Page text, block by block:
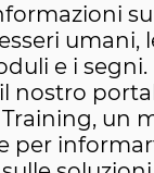
umani,
e i segni.
nostro
un
per